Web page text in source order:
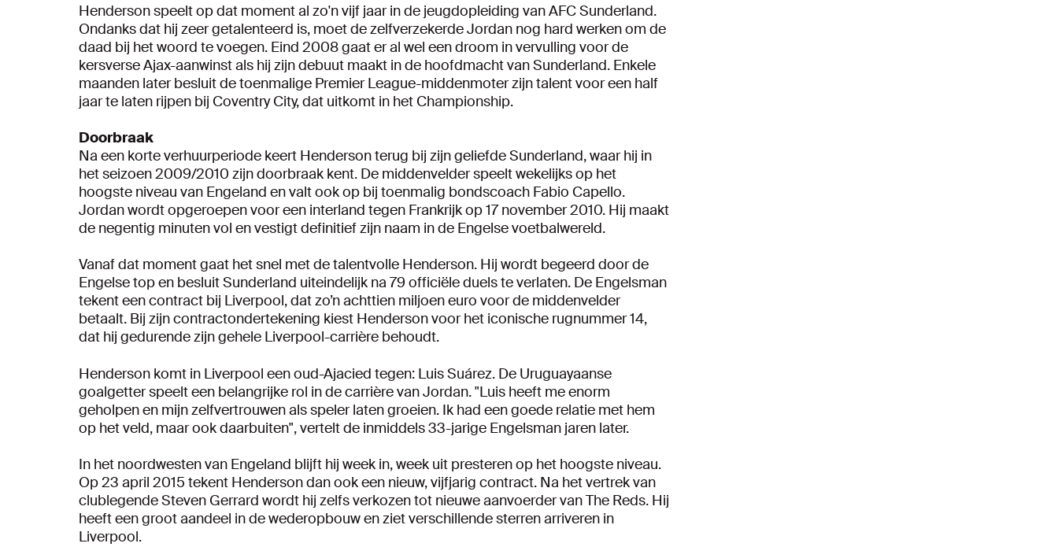
Henderson speelt op dat moment al zo'n vijf jaar in de jeugdopleiding van AFC Sunderland.
Ondanks dat hij zeer getalenteerd is, moet de zelfverzekerde Jordan nog hard werken om de
daad bij het woord te voegen. Eind 2008 gaat er al wel een droom in vervulling voor de
kersverse Ajax-aanwinst als hij zijn debuut maakt in de hoofdmacht van Sunderland. Enkele
maanden later besluit de toenmalige Premier League-middenmoter zijn talent voor een half
jaar te laten rijpen bij Coventry City, dat uitkomt in het Championship.
Doorbraak
Na een korte verhuurperiode keert Henderson terug bij zijn geliefde Sunderland, waar hij in
het seizoen 2009/2010 zijn doorbraak kent. De middenvelder speelt wekelijks op het
hoogste niveau van Engeland en valt ook op bij toenmalig bondscoach Fabio Capello.
Jordan wordt opgeroepen voor een interland tegen Frankrijk op 17 november 2010. Hij maakt
de negentig minuten vol en vestigt definitief zijn naam in de Engelse voetbalwereld.
Vanaf dat moment gaat het snel met de talentvolle Henderson. Hij wordt begeerd door de
Engelse top en besluit Sunderland uiteindelijk na 79 officiële duels te verlaten. De Engelsman
tekent een contract bij Liverpool, dat zo’n achttien miljoen euro voor de middenvelder
betaalt. Bij zijn contractondertekening kiest Henderson voor het iconische rugnummer 14,
dat hij gedurende zijn gehele Liverpool-carrière behoudt.
Henderson komt in Liverpool een oud-Ajacied tegen: Luis Suárez. De Uruguayaanse
goalgetter speelt een belangrijke rol in de carrière van Jordan. "Luis heeft me enorm
geholpen en mijn zelfvertrouwen als speler laten groeien. Ik had een goede relatie met hem
op het veld, maar ook daarbuiten", vertelt de inmiddels 33-jarige Engelsman jaren later.
In het noordwesten van Engeland blijft hij week in, week uit presteren op het hoogste niveau.
Op 23 april 2015 tekent Henderson dan ook een nieuw, vijfjarig contract. Na het vertrek van
clublegende Steven Gerrard wordt hij zelfs verkozen tot nieuwe aanvoerder van The Reds. Hij
heeft een groot aandeel in de wederopbouw en ziet verschillende sterren arriveren in
Liverpool.